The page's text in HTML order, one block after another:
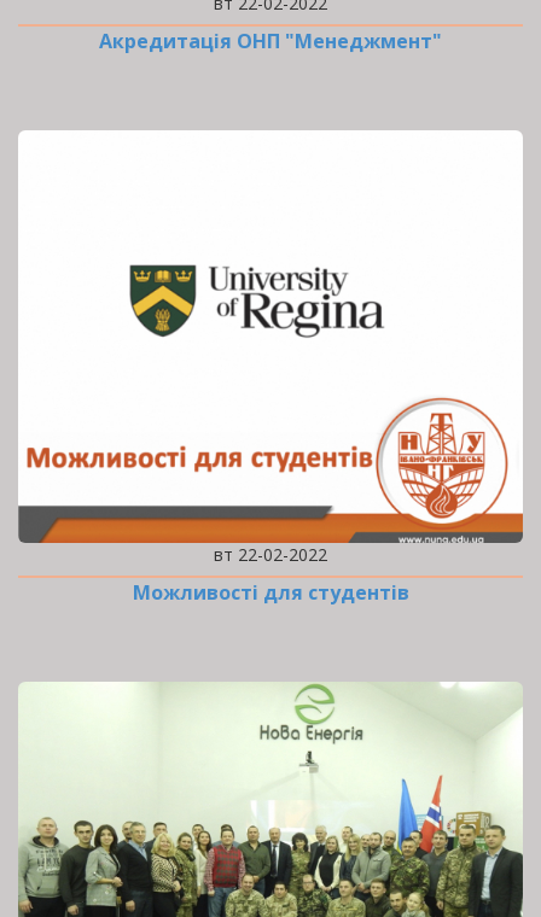
Акредитація ОНП "Менеджмент"
вт 22-02-2022
Можливості для студентів